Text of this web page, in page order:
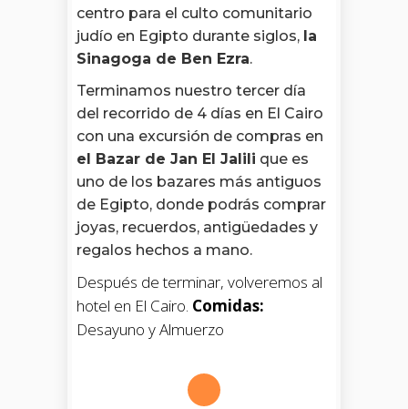
centro para el culto comunitario
judío en Egipto durante siglos, la
Sinagoga de Ben Ezra.
Terminamos nuestro tercer día
del recorrido de 4 días en El Cairo
con una excursión de compras en
el Bazar de Jan El Jalili que es
uno de los bazares más antiguos
de Egipto, donde podrás comprar
joyas, recuerdos, antigüedades y
regalos hechos a mano.
Después de terminar, volveremos al
hotel en El Cairo. Comidas:
Desayuno y Almuerzo